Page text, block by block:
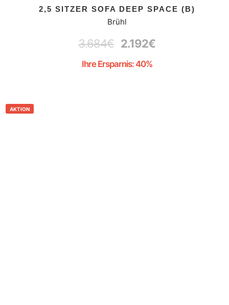
2,5 SITZER SOFA DEEP SPACE (B)
Brühl
3.684€ 2.192€
Ihre Ersparnis: 40%
AKTION